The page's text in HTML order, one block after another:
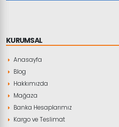
KURUMSAL
Anasayfa
Blog
Hakkımızda
Mağaza
Banka Hesaplarımız
Kargo ve Teslimat